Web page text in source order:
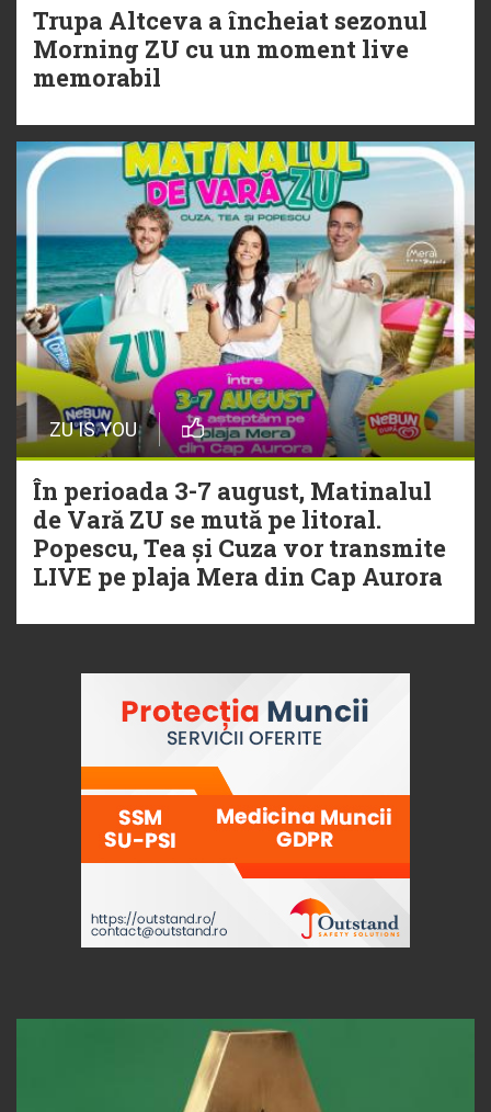
20 Iulie
Torpedoul lui Morar: Theo Rose -
Trupa Altceva a încheiat sezonul
Morning ZU cu un moment live
memorabil
ZU IS YOU
În perioada 3-7 august, Matinalul
de Vară ZU se mută pe litoral.
Popescu, Tea și Cuza vor transmite
LIVE pe plaja Mera din Cap Aurora